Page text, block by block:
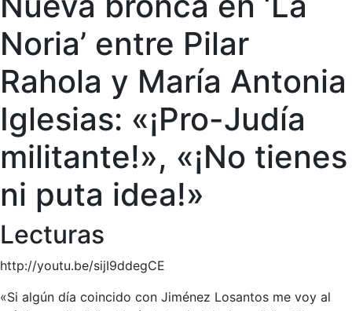
Noria’ entre Pilar
Rahola y María Antonia
Iglesias: «¡Pro-Judía
militante!», «¡No tienes
ni puta idea!»
Lecturas
http://youtu.be/sijI9ddegCE
«Si algún día coincido con Jiménez Losantos me voy al